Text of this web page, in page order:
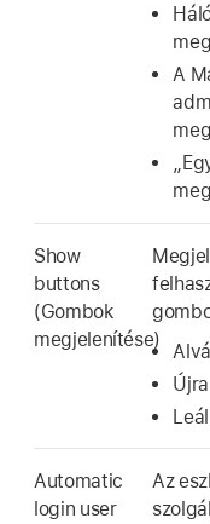
A
Show
buttons
(Gombok
megjelenítése)
Automatic
login user
Az